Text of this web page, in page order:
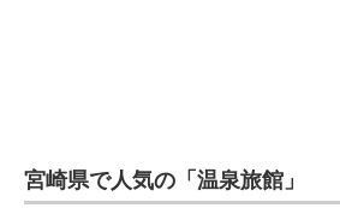
宮崎県で人気の「温泉旅館」